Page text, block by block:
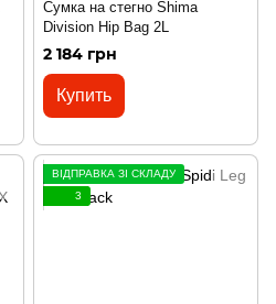
Сумка на стегно Shima
Division Hip Bag 2L
2 184 грн
Купить
ВІДПРАВКА ЗІ СКЛАДУ
3